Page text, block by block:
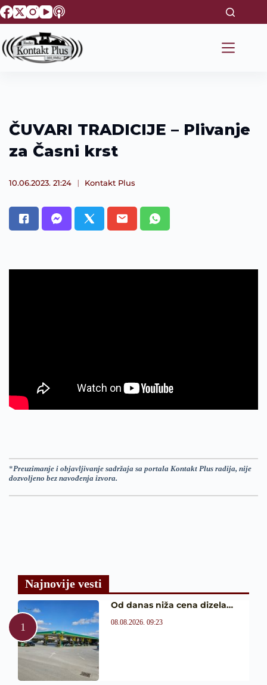
S
k
p
t
e
n
ČUVARI TRADICIJE – Plivanje
za Časni krst
10.06.2023. 21:24 Kontakt Plus
*Preuzimanje i objavljivanje sadržaja sa portala Kontakt Plus radija, nije
dozvoljeno bez navođenja izvora.
Najnovije vesti
Od danas niža cena dizela…
08.08.2026. 09:23